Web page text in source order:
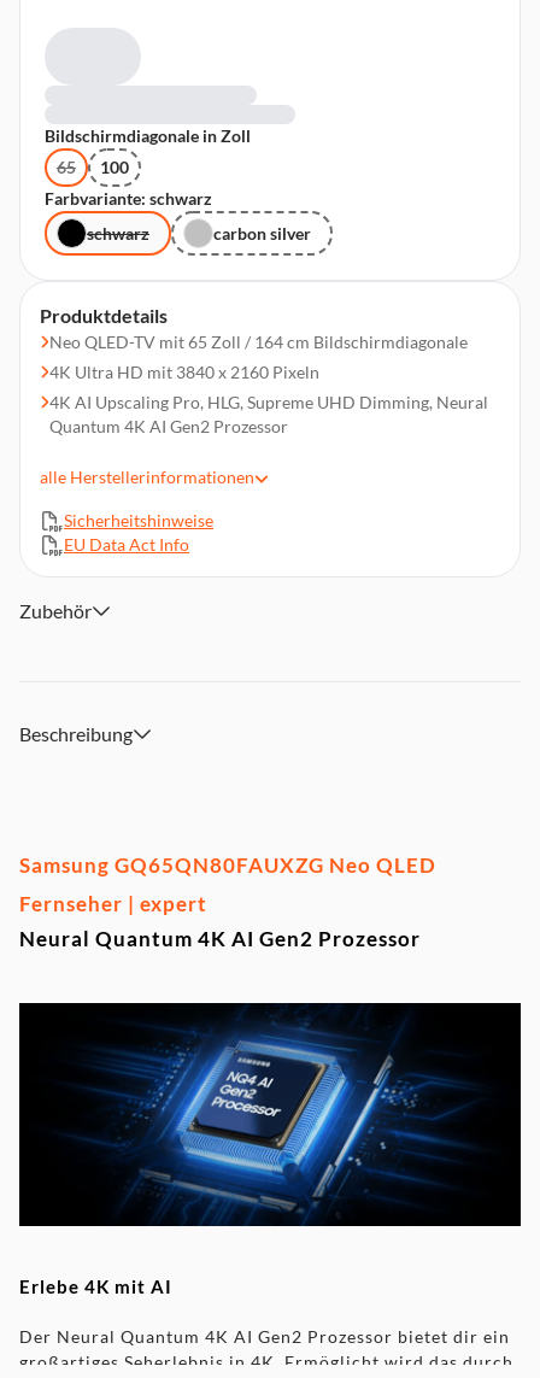
Produktdetails
Neo QLED-TV mit 65 Zoll / 164 cm Bildschirmdiagonale
4K Ultra HD mit 3840 x 2160 Pixeln
4K AI Upscaling Pro, HLG, Supreme UHD Dimming, Neural
Quantum 4K AI Gen2 Prozessor
100 Hz, Neo Quantum HDR, HDR 10+, USB-Aufnahme
Smart TV, Sprachsteuerung (Google Assistant, Amazon
Alexa, Bixby)
4x HDMI, 2x USB, Cl+-Modul (1.4), WLAN, Bluetooth
alle Herstellerinformationen
Sicherheitshinweise
EU Data Act Info
Bildschirmdiagonale in Zoll
65
100
Farbvariante: schwarz
schwarz
carbon silver
Zubehör
Beschreibung
Samsung GQ65QN80FAUXZG Neo QLED
Fernseher | expert
Neural Quantum 4K AI Gen2 Prozessor
Erlebe 4K mit AI
Der Neural Quantum 4K AI Gen2 Prozessor bietet dir ein
großartiges Seherlebnis in 4K. Ermöglicht wird das durch